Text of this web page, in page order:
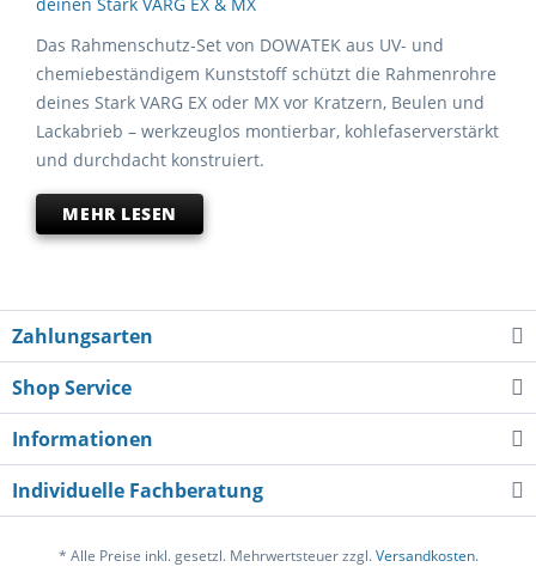
Das Rahmenschutz‑Set von DOWATEK aus UV- und
chemiebeständigem Kunststoff schützt die Rahmenrohre
deines Stark VARG EX oder MX vor Kratzern, Beulen und
Lackabrieb – werkzeuglos montierbar, kohlefaserverstärkt
und durchdacht konstruiert.
MEHR LESEN
Zahlungsarten
Shop Service
Informationen
Individuelle Fachberatung
* Alle Preise inkl. gesetzl. Mehrwertsteuer zzgl.Versandkosten.